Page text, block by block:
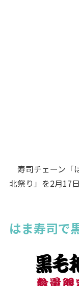
寿司チェーン「
北祭り」を2月17
はま寿司で